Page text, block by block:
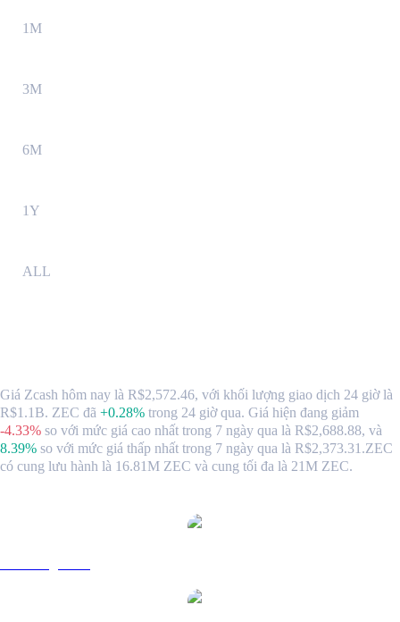
1M
3M
6M
1Y
ALL
Giá Zcash hôm nay là R$2,572.46, với khối lượng giao dịch 24 giờ là
R$1.1B. ZEC đã +0.28% trong 24 giờ qua. Giá hiện đang giảm
-4.33% so với mức giá cao nhất trong 7 ngày qua là R$2,688.88, và
8.39% so với mức giá thấp nhất trong 7 ngày qua là R$2,373.31.ZEC
có cung lưu hành là 16.81M ZEC và cung tối đa là 21M ZEC.